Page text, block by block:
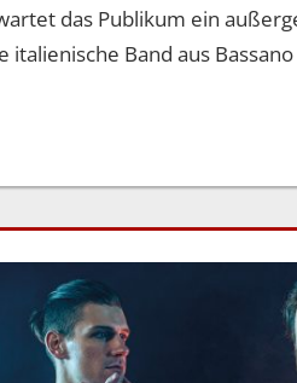
das Publikum ein
italienische Band aus